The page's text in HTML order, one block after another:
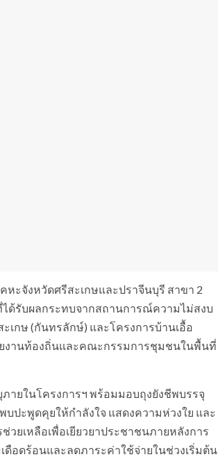
ะจังหวัดศรีสะเกษและปราจีนบุรี สาขา 2
ได้รับผลกระทบจากสถานการณ์ความไม่สงบ
เกษ (กันทรลักษ์) และโครงการบ้านเอื้อ
งานท้องถิ่นและคณะกรรมการชุมชนในพื้นที่
ภายในโครงการฯ พร้อมมอบถุงยังชีพบรรจุ
บปะพูดคุยให้กำลังใจ แสดงความห่วงใย และ
ยเหลือเพื่อเยียวยาประชาชนภายหลังการ
อดร้อนและลดภาระค่าใช้จ่ายในช่วงเริ่มต้น